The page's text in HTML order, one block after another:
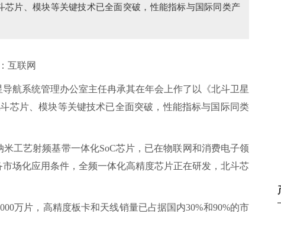
片、模块等关键技术已全面突破，性能指标与国际同类产
互联网
系统管理办公室主任冉承其在年会上作了以《北斗卫星
芯片、模块等关键技术已全面突破，性能指标与国际同类
艺射频基带一体化SoC芯片，已在物联网和消费电子领
场化应用条件，全频一体化高精度芯片正在研发，北斗芯
片，高精度板卡和天线销量已占据国内30%和90%的市